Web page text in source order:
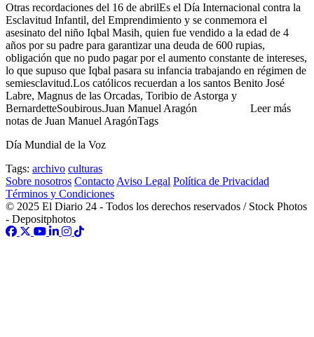
Otras recordaciones del 16 de abrilEs el Día Internacional contra la
Esclavitud Infantil, del Emprendimiento y se conmemora el
asesinato del niño Iqbal Masih, quien fue vendido a la edad de 4
años por su padre para garantizar una deuda de 600 rupias,
obligación que no pudo pagar por el aumento constante de intereses,
lo que supuso que Iqbal pasara su infancia trabajando en régimen de
semiesclavitud.Los católicos recuerdan a los santos Benito José
Labre, Magnus de las Orcadas, Toribio de Astorga y
BernardetteSoubirous.Juan Manuel Aragón Leer más
notas de Juan Manuel AragónTags
Día Mundial de la Voz
Tags: archivo culturas
Sobre nosotros Contacto Aviso Legal Política de Privacidad
Términos y Condiciones
© 2025 El Diario 24 - Todos los derechos reservados / Stock Photos
- Depositphotos